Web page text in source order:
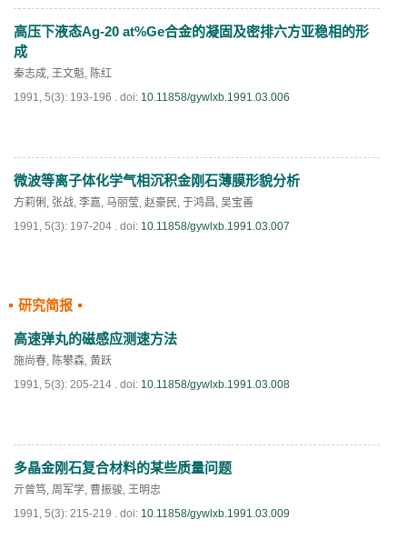
PDF(603
高压下液态Ag-20 at%Ge合金的凝固及密排六方亚稳相的形
成
秦志成, 王文魁, 陈红
1991, 5(3): 193-196 . doi: 10.11858/gywlxb.1991.03.006
PDF 865)
微波等离子体化学气相沉积金刚石薄膜形貌分析
方莉俐 , 张战, 李嘉, 马丽莹, 赵豪民, 于鸿昌, 吴宝善
1991, 5(3): 197-204 . doi: 10.11858/gywlxb.1991.03.007
研究简报
高速弹丸的磁感应测速方法
施尚春, 陈攀森, 黄跃
1991, 5(3): 205-214 . doi: 10.11858/gywlxb.1991.03.008
PDF(797)
多晶金刚石复合材料的某些质量问题
亓曾笃, 周军学, 曹振骏, 王明忠
1991, 5(3): 215-219 . doi: 10.11858/gywlxb.1991.03.009